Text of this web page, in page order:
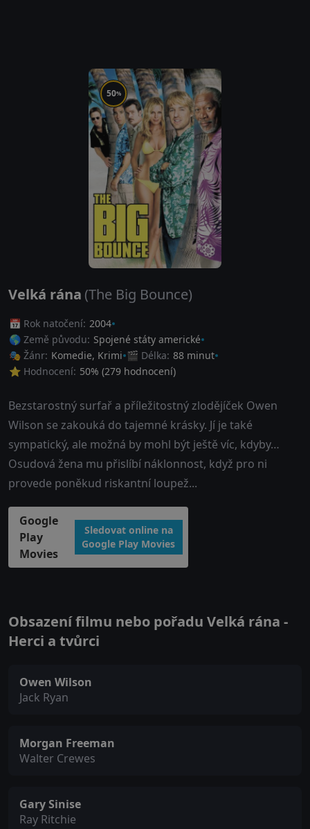
50%
Velká rána (The Big Bounce)
📅 Rok natočení: 2004
🌎 Země původu: Spojené státy americké
🎭 Žánr: Komedie, Krimi 🎬 Délka: 88 minut
⭐ Hodnocení: 50% (279 hodnocení)
Bezstarostný surfař a příležitostný zlodějíček Owen
Wilson se zakouká do tajemné krásky. Jí je také
sympatický, ale možná by mohl být ještě víc, kdyby…
Osudová žena mu přislíbí náklonnost, když pro ni
provede poněkud riskantní loupež...
Google
Play
Movies
Sledovat online na
Google Play Movies
Obsazení filmu nebo pořadu Velká rána -
Herci a tvůrci
Owen Wilson
Jack Ryan
Morgan Freeman
Walter Crewes
Gary Sinise
Ray Ritchie